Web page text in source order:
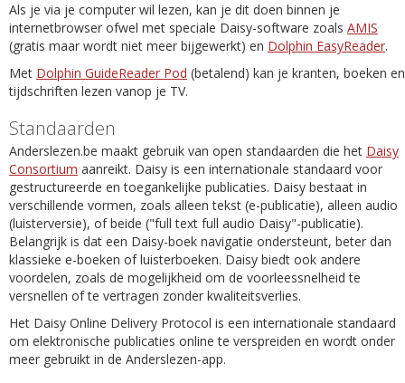
Als je via je computer wil lezen, kan je dit doen binnen je
internetbrowser ofwel met speciale Daisy-software zoals AMIS
(gratis maar wordt niet meer bijgewerkt) en Dolphin EasyReader.
Met Dolphin GuideReader Pod (betalend) kan je kranten, boeken en
tijdschriften lezen vanop je TV.
Standaarden
Anderslezen.be maakt gebruik van open standaarden die het Daisy
Consortium aanreikt. Daisy is een internationale standaard voor
gestructureerde en toegankelijke publicaties. Daisy bestaat in
verschillende vormen, zoals alleen tekst (e-publicatie), alleen audio
(luisterversie), of beide ("full text full audio Daisy"-publicatie).
Belangrijk is dat een Daisy-boek navigatie ondersteunt, beter dan
klassieke e-boeken of luisterboeken. Daisy biedt ook andere
voordelen, zoals de mogelijkheid om de voorleessnelheid te
versnellen of te vertragen zonder kwaliteitsverlies.
Het Daisy Online Delivery Protocol is een internationale standaard
om elektronische publicaties online te verspreiden en wordt onder
meer gebruikt in de Anderslezen-app.